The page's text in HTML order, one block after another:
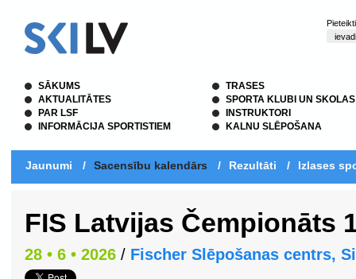
SĀKUMS
AKTUALITĀTES
PAR LSF
INFORMĀCIJA SPORTISTIEM
TRASES
SPORTA KLUBI UN SKOLAS
INSTRUKTORI
KALNU SLĒPOŠANA
Jaunumi / Sacensību kalendārs / Rezultāti / Izlases
FIS Latvijas Čempionāts
28 • 6 • 2026 / Fischer Slēpošanas centrs,